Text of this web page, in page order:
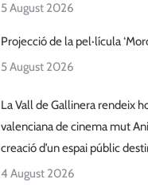
5 August 2026
Projecció de la pel·lícula
5 August 2026
La Vall de Gallinera rendeix
valenciana de cinema mut
creació d’un espai públic
4 August 2026